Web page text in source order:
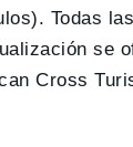
Todas
se
Cross